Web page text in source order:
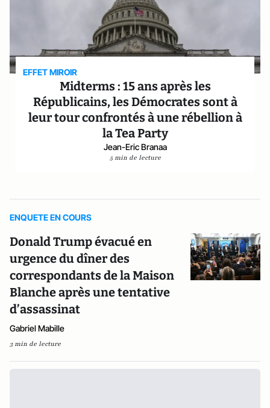
EFFET MIROIR
Midterms : 15 ans après les
Républicains, les Démocrates sont à
leur tour confrontés à une rébellion à
la Tea Party
Jean-Eric Branaa
5 min de lecture
ENQUETE EN COURS
Donald Trump évacué en
urgence du dîner des
correspondants de la Maison
Blanche après une tentative
d’assassinat
Gabriel Mabille
3 min de lecture